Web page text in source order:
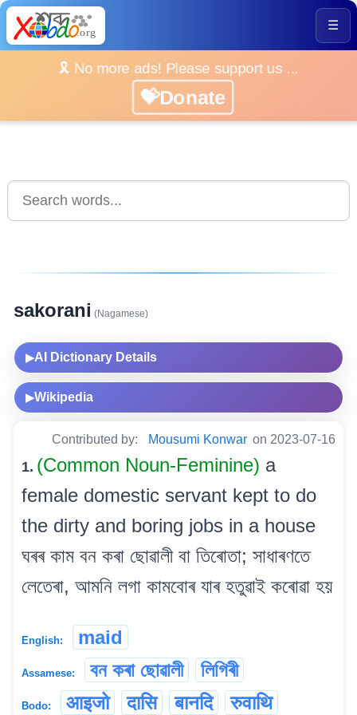
☰
🎗️ No more ads! Please support us ...
💝Donate
sakorani (Nagamese)
▶AI Dictionary Details
▶Wikipedia
Contributed by: Mousumi Konwar on 2023-07-16
1. (Common Noun-Feminine) a
female domestic servant kept to do
the dirty and boring jobs in a house
ঘৰৰ কাম বন কৰা ছোৱালী বা তিৰোতা; সাধাৰণতে
লেতেৰা, আমনি লগা কামবোৰ যাৰ হতুৱাই কৰোৱা হয়
English: maid
Assamese: বন কৰা ছোৱালী লিগিৰী
Bodo: आइजो दासि बानदि रुवाथि